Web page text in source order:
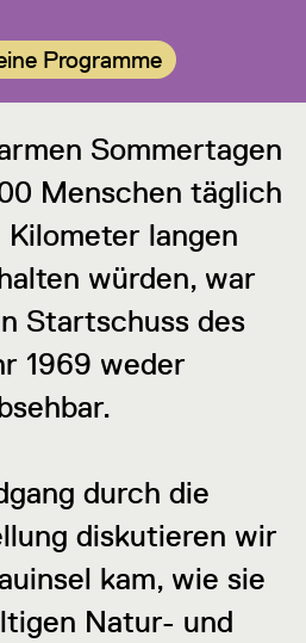
Programme
Sommertagen
Menschen täglich
langen
würden, war
Startschuss des
1969 weder
durch die
diskutieren wir
kam, wie sie
Natur- und